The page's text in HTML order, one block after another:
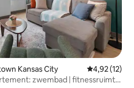
Kansas City Gemiddelde
4,92 (12)
zwembad | fitnessruimte